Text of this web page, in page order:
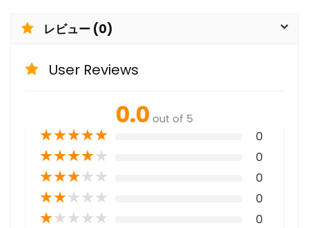
レビュー (0)
User Reviews
0.0 out of 5
★★★★★ 0
★★★★★ 0
★★★★★ 0
★★★★★ 0
★★★★★ 0